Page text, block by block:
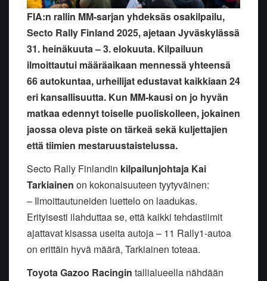
FIA:n rallin MM-sarjan yhdeksäs osakilpailu,
Secto Rally Finland 2025, ajetaan Jyväskylässä
31. heinäkuuta – 3. elokuuta. Kilpailuun
ilmoittautui määräaikaan mennessä yhteensä
66 autokuntaa, urheilijat edustavat kaikkiaan 24
eri kansallisuutta. Kun MM-kausi on jo hyvän
matkaa edennyt toiselle puoliskolleen, jokainen
jaossa oleva piste on tärkeä sekä kuljettajien
että tiimien mestaruustaistelussa.
Secto Rally Finlandin kilpailunjohtaja Kai
Tarkiainen on kokonaisuuteen tyytyväinen:
– Ilmoittautuneiden luettelo on laadukas.
Erityisesti ilahduttaa se, että kaikki tehdastiimit
ajattavat kisassa useita autoja – 11 Rally1-autoa
on erittäin hyvä määrä, Tarkiainen toteaa.
Toyota Gazoo Racingin tallialueella nähdään